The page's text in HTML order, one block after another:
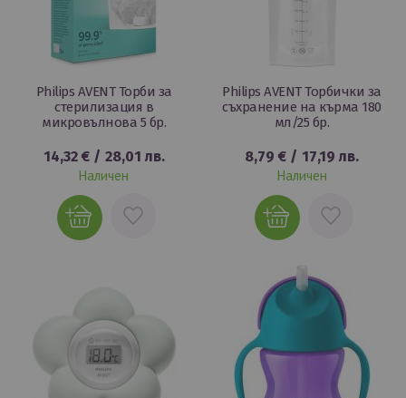
Philips AVENT Торби за
стерилизация в
микровълнова 5 бр.
14,32 €/ 28,01 лв.
Наличен
ДОБАВИ
Philips AVENT Торбички за
съхранение на кърма 180
мл/25 бр.
8,79 € / 17,19 лв.
Наличен
ДОБАВИ